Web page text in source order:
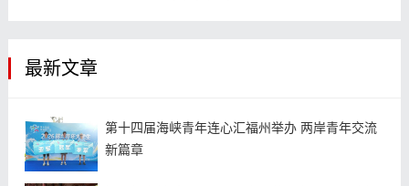
最新文章
第十四届海峡青年连心汇福州举办 两岸青年交流
新篇章